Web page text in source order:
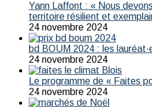
Yann Laffont : « Nous
territoire résilient et
24 novembre 2024
bd BOUM 2024 : les
24 novembre 2024
Le programme de « Faites
24 novembre 2024